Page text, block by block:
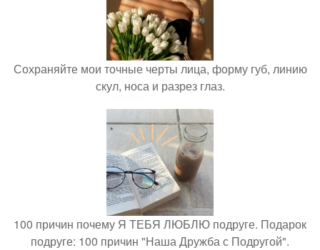
Сохраняйте мои точные черты лица, форму губ, линию
скул, носа и разрез глаз.
100 причин почему Я ТЕБЯ ЛЮБЛЮ подруге. Подарок
подруге: 100 причин "Наша Дружба с Подругой".